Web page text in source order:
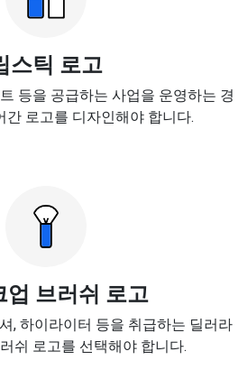
스틱 로고
등을 공급하는 사업을 운영하는 경
간 로고를 디자인해야 합니다.
업 브러쉬 로고
, 하이라이터 등을 취급하는 딜러라
쉬 로고를 선택해야 합니다.